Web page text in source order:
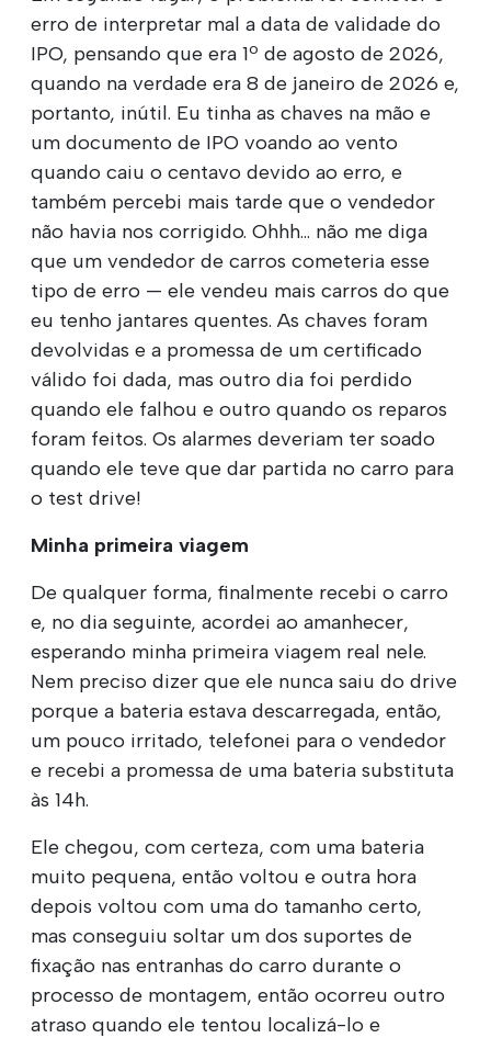
erro de interpretar mal a data de validade do
IPO, pensando que era 1º de agosto de 2026,
quando na verdade era 8 de janeiro de 2026 e,
portanto, inútil. Eu tinha as chaves na mão e
um documento de IPO voando ao vento
quando caiu o centavo devido ao erro, e
também percebi mais tarde que o vendedor
não havia nos corrigido. Ohhh... não me diga
que um vendedor de carros cometeria esse
tipo de erro — ele vendeu mais carros do que
eu tenho jantares quentes. As chaves foram
devolvidas e a promessa de um certificado
válido foi dada, mas outro dia foi perdido
quando ele falhou e outro quando os reparos
foram feitos. Os alarmes deveriam ter soado
quando ele teve que dar partida no carro para
o test drive!
Minha primeira viagem
De qualquer forma, finalmente recebi o carro
e, no dia seguinte, acordei ao amanhecer,
esperando minha primeira viagem real nele.
Nem preciso dizer que ele nunca saiu do drive
porque a bateria estava descarregada, então,
um pouco irritado, telefonei para o vendedor
e recebi a promessa de uma bateria substituta
às 14h.
Ele chegou, com certeza, com uma bateria
muito pequena, então voltou e outra hora
depois voltou com uma do tamanho certo,
mas conseguiu soltar um dos suportes de
fixação nas entranhas do carro durante o
processo de montagem, então ocorreu outro
atraso quando ele tentou localizá-lo e